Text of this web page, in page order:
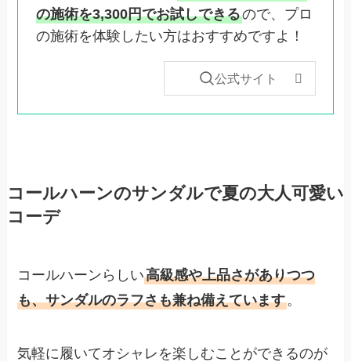
の施術を3,300円でお試しできるので、プロ
の施術を体験したい方はおすすめですよ！
公式サイト
コールハーンのサンダルで夏の大人可愛い
コーデ
コールハーンらしい高級感や上品さがありつつ
も、サンダルのラフさも兼ね備えています。
気軽に履いてオシャレを楽しむことができるのが